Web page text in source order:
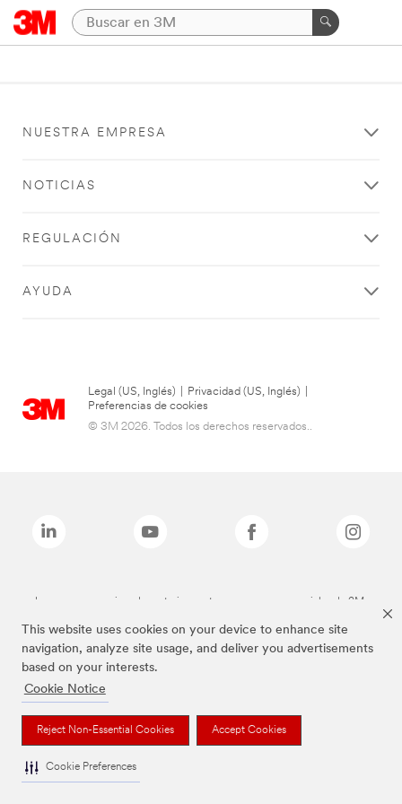
This website uses cookies on your device to enhance site
navigation, analyze site usage, and deliver you advertisements
based on your interests.
Cookie Notice
Reject Non-Essential Cookies Accept Cookies
Cookie Preferences
NUESTRA EMPRESA
NOTICIAS
REGULACIÓN
AYUDA
Legal (US, Inglés) Privacidad (US, Inglés)
Preferencias de cookies
© 3M 2026. Todos los derechos reservados..
Las marcas mencionadas anteriormente son marcas comerciales de 3M.